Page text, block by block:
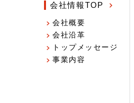
会社情報TOP
会社概要
会社沿革
トップメッセージ
事業内容